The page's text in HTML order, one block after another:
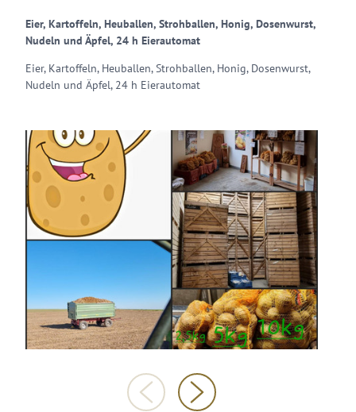
Eier, Kartoffeln, Heuballen, Strohballen, Honig, Dosenwurst,
Nudeln und Äpfel, 24 h Eierautomat
Eier, Kartoffeln, Heuballen, Strohballen, Honig, Dosenwurst,
Nudeln und Äpfel, 24 h Eierautomat